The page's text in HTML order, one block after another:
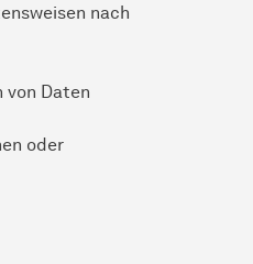
nach
von Daten
oder